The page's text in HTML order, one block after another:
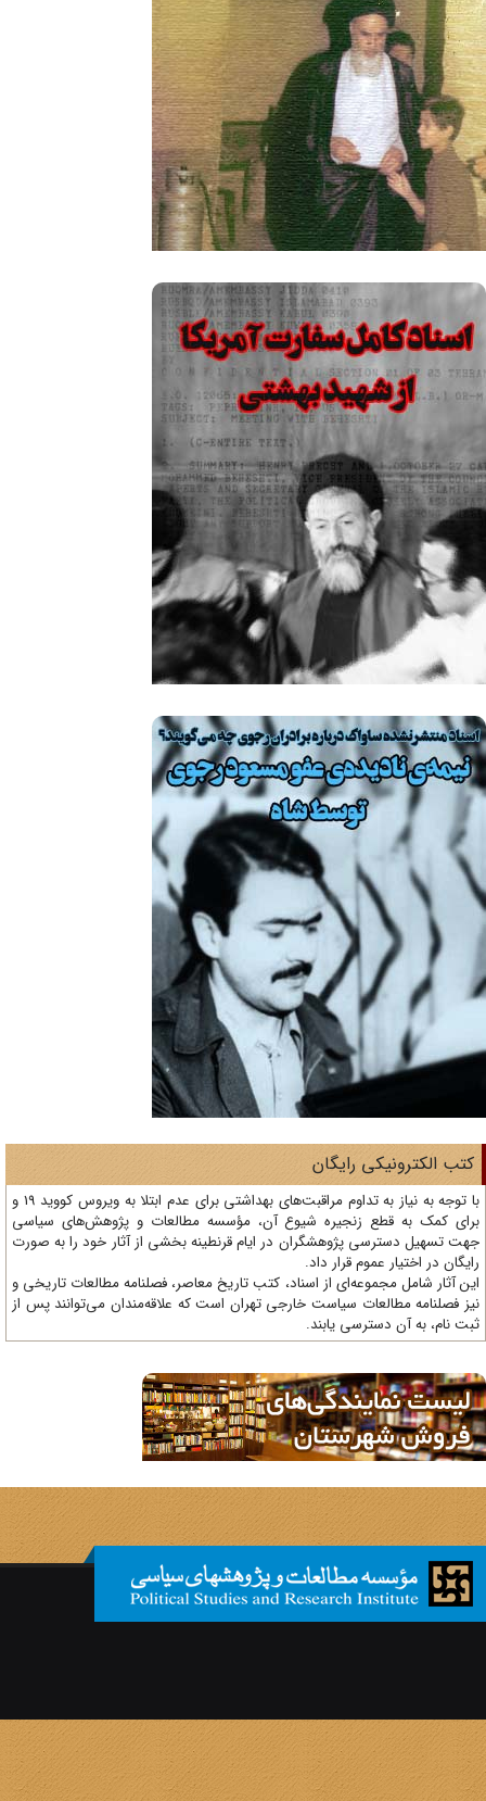
الکترونیکی رایگان
با توجه به نیاز به تداوم مراقبت‌های بهداشتی برای عدم ابتلا به ویروس کووید 19 و
کمک به قطع زنجیره شیوع آن، مؤسسه مطالعات و پژوهش‌های سیاسی
تسهیل دسترسی پژوهشگران در ایام قرنطینه بخشی از آثار خود را به صورت
در اختیار عموم قرار داد.
آثار شامل مجموعه‌ای از اسناد، کتب تاریخ معاصر، فصلنامه‌ مطالعات تاریخی و
فصلنامه مطالعات سیاست خارجی تهران است که علاقه‌مندان می‌توانند پس از
نام، به آن دسترسی یابند.